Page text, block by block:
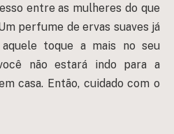
entre as mulheres do que
perfume de ervas suaves já
toque a mais no seu
não estará indo para a
casa. Então, cuidado com o